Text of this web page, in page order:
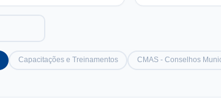
Capacitações e Treinamentos CMAS - Conselhos